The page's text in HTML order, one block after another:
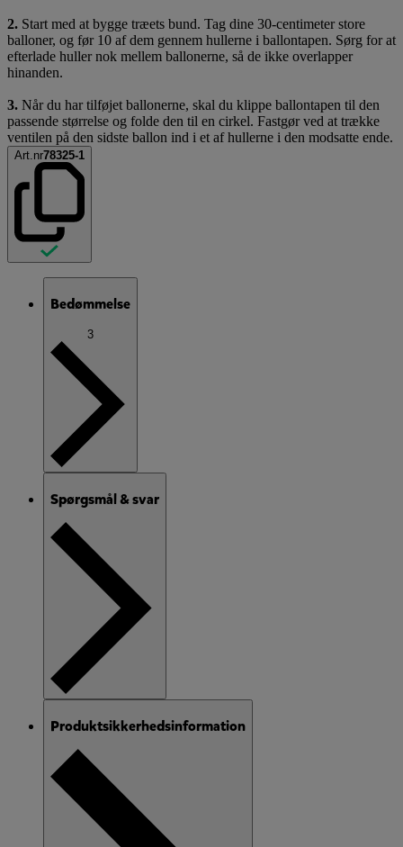
2. Start med at bygge træets bund. Tag dine 30-centimeter store
balloner, og før 10 af dem gennem hullerne i ballontapen. Sørg for at
efterlade huller nok mellem ballonerne, så de ikke overlapper
hinanden.
3. Når du har tilføjet ballonerne, skal du klippe ballontapen til den
passende størrelse og folde den til en cirkel. Fastgør ved at trække
ventilen på den sidste ballon ind i et af hullerne i den modsatte ende.
Art.nr78325-1
Bedømmelse
3
Spørgsmål & svar
Produktsikkerhedsinformation